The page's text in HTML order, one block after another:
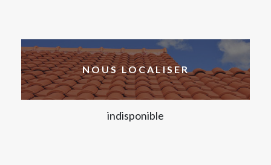
NOUS LOCALISER
indisponible